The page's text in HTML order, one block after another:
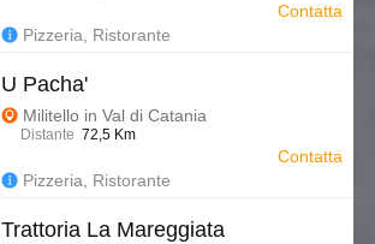
Pizzeria, Ristorante
Contatta
U Pacha'
Militello in Val di Catania
Distante 72,5 Km
Pizzeria, Ristorante
Contatta
Trattoria La Mareggiata